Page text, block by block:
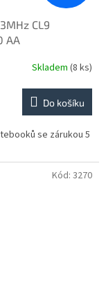
CL9
AA
Skladem (8 ks)
Do košíku
se zárukou 5
Kód: 3270